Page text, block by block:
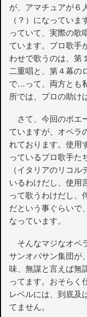
が、アマチュアが６
（？）になってい
っていて、実際の歌
ています。プロ歌手
わせで歌うのは、第
二重唱と、第４幕の
で…って、両方とも
所では、プロの助け
さて、今回のボエ
ていますが、オペラ
れております。使用
っているプロ歌手た
（イタリアのリコ
いるわけだし、使用
って歌うわけだし、
だという事ぐらいで
なっています。
そんなマジなオペ
サンオバサン集団が
味、無謀と言えば無
ってます。おそらく
レベルには、到底及
てません。